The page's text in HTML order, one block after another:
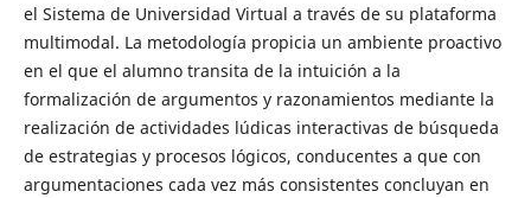
el Sistema de Universidad Virtual a través de su plataforma
multimodal. La metodología propicia un ambiente proactivo
en el que el alumno transita de la intuición a la
formalización de argumentos y razonamientos mediante la
realización de actividades lúdicas interactivas de búsqueda
de estrategias y procesos lógicos, conducentes a que con
argumentaciones cada vez más consistentes concluyan en